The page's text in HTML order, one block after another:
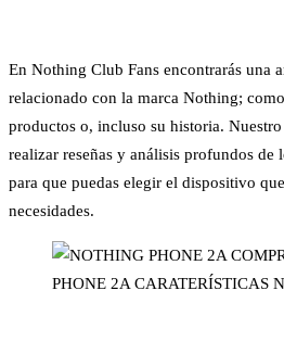
En Nothing Club Fans encontrarás una
relacionado con la marca Nothing;
productos o, incluso su historia.
realizar reseñas y análisis profundos de
para que puedas elegir el dispositivo
necesidades.